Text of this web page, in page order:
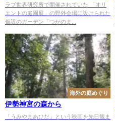
ラブ世界研究所で開催されていた 「オリ
エントの庭園展」の野外会場に設けられた
仮設のガーデン「つかのま...
海外の庭めぐり
伊勢神宮の森から
「うみやまあひだ」という映画を先日観ま